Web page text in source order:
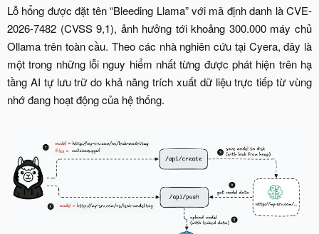
Lỗ hổng được đặt tên “Bleeding Llama” với mã định danh là CVE-
2026-7482 (CVSS 9,1), ảnh hưởng tới khoảng 300.000 máy chủ
Ollama trên toàn cầu. Theo các nhà nghiên cứu tại Cyera, đây là
một trong những lỗi nguy hiểm nhất từng được phát hiện trên hạ
tầng AI tự lưu trữ do khả năng trích xuất dữ liệu trực tiếp từ vùng
nhớ đang hoạt động của hệ thống.​